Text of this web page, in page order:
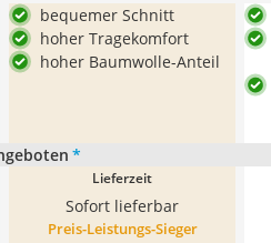
bequemer Schnitt
hoher Tragekomfort
hoher Baumwolle-Anteil
*
Lieferzeit
Sofort lieferbar
Preis-Leistungs-Sieger